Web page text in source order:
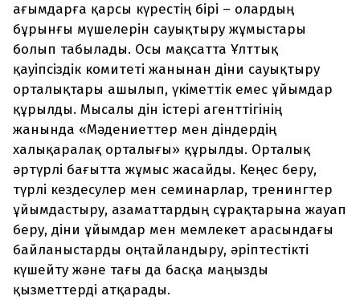
ағымдарға қарсы күрестің бірі – олардың
бұрынғы мүшелерін сауықтыру жұмыстары
болып табылады. Осы мақсатта Ұлттық
қауіпсіздік комитеті жанынан діни сауықтыру
орталықтары ашылып, үкіметтік емес ұйымдар
құрылды. Мысалы дін істері агенттігінің
жанында «Мәдениеттер мен діндердің
халықаралақ орталығы» құрылды. Орталық
әртүрлі бағытта жұмыс жасайды. Кеңес беру,
түрлі кездесулер мен семинарлар, тренингтер
ұйымдастыру, азаматтардың сұрақтарына жауап
беру, діни ұйымдар мен мемлекет арасындағы
байланыстарды оңтайландыру, әріптестікті
күшейту және тағы да басқа маңызды
қызметтерді атқарады.